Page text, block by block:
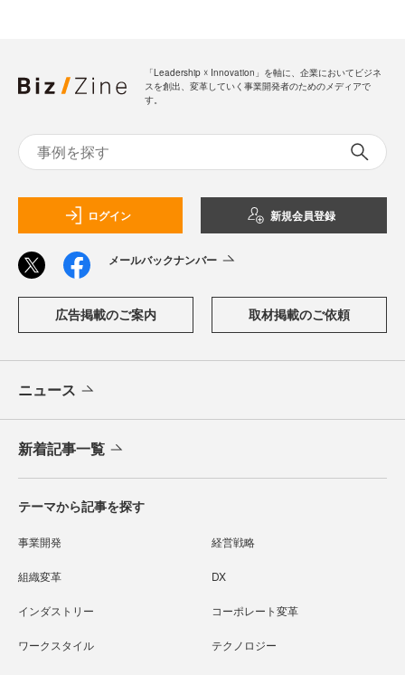
「Leadership ☓ Innovation」を軸に、企業においてビジネ
スを創出、変革していく事業開発者のためのメディアで
す。
ログイン 新規会員登録
メールバックナンバー
広告掲載のご案内 取材掲載のご依頼
ニュース
新着記事一覧
テーマから記事を探す
事業開発 経営戦略
組織変革 DX
インダストリー コーポレート変革
ワークスタイル テクノロジー